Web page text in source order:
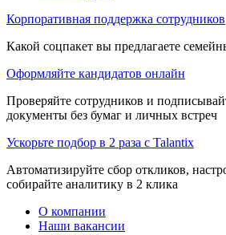
Корпоративная поддержка сотрудников
Какой соцпакет вы предлагаете
Оформляйте кандидатов онлайн
Проверяйте сотрудников и
документы без бумаг и личных встреч
Ускорьте подбор в 2 раза с Talantix
Автоматизируйте сбор откликов,
собирайте аналитику в 2 клика
О компании
Наши вакансии